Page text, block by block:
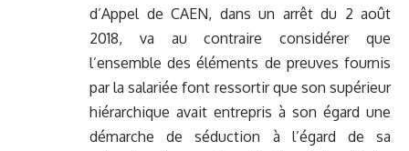
d’Appel de CAEN, dans un arrêt du 2 août
2018, va au contraire considérer que
l’ensemble des éléments de preuves fournis
par la salariée font ressortir que son supérieur
hiérarchique avait entrepris à son égard une
démarche de séduction à l’égard de sa